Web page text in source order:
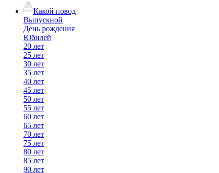
Какой повод
Выпускной
День рождения
Юбилей
20 лет
25 лет
30 лет
35 лет
40 лет
45 лет
50 лет
55 лет
60 лет
65 лет
70 лет
75 лет
80 лет
85 лет
90 лет